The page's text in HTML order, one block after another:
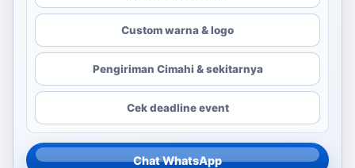
Custom warna & logo
Pengiriman Cimahi & sekitarnya
Cek deadline event
Chat WhatsApp